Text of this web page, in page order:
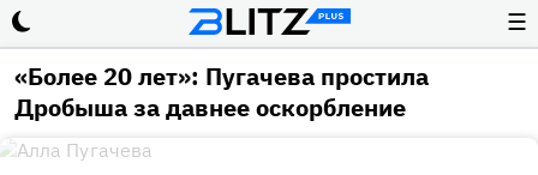
☰
«Более 20 лет»: Пугачева простила
Дробыша за давнее оскорбление